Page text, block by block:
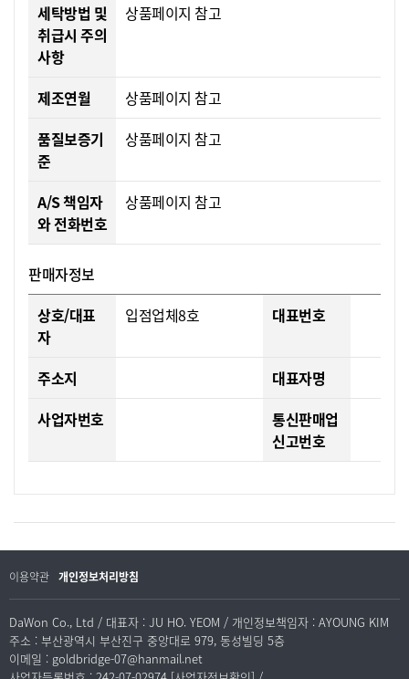
세탁방법 및
취급시 주의
사항
상품페이지 참고
제조연월
상품페이지 참고
품질보증기
준
상품페이지 참고
A/S 책임자
와 전화번호
상품페이지 참고
판매자정보
상호/대표
자
입점업체8호 대표번호
주소지
대표자명
사업자번호
통신판매업
신고번호
이용약관 개인정보처리방침
DaWon Co., Ltd / 대표자 : JU HO. YEOM / 개인정보책임자 : AYOUNG KIM
주소 : 부산광역시 부산진구 중앙대로 979, 동성빌딩 5층
이메일 : goldbridge-07@hanmail.net